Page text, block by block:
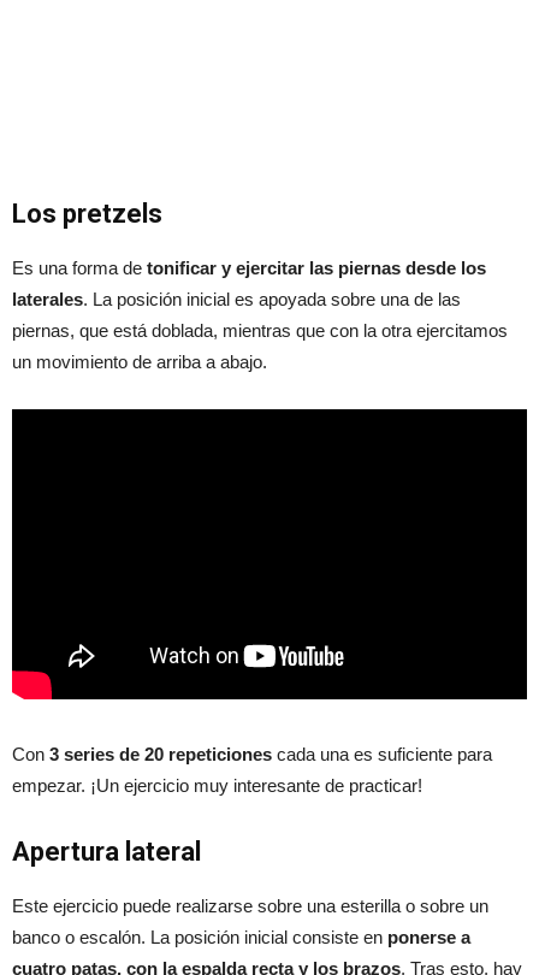
Los pretzels
Es una forma de tonificar y ejercitar las piernas desde los
laterales. La posición inicial es apoyada sobre una de las
piernas, que está doblada, mientras que con la otra ejercitamos
un movimiento de arriba a abajo.
Con 3 series de 20 repeticiones cada una es suficiente para
empezar. ¡Un ejercicio muy interesante de practicar!
Apertura lateral
Este ejercicio puede realizarse sobre una esterilla o sobre un
banco o escalón. La posición inicial consiste en ponerse a
cuatro patas, con la espalda recta y los brazos. Tras esto, hay